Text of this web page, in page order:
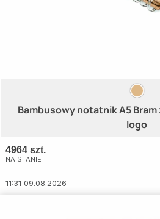
Bambusowy notatnik A5 Bram
logo
4964 szt.
NA STANIE
11:31 09.08.2026